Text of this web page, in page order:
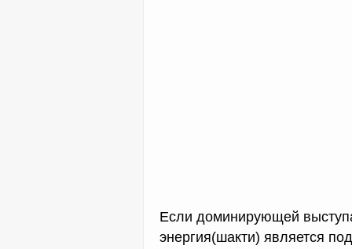
Если доминирующей
энергия(шакти) является